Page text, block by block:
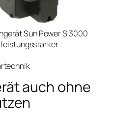
Sun Power S 3000
leistungsstarker
auch ohne